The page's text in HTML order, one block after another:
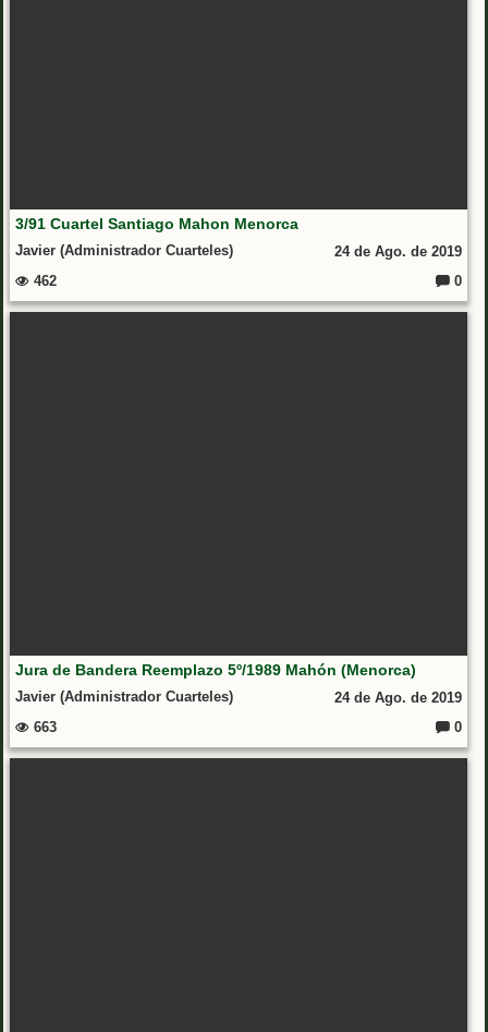
3/91 Cuartel Santiago Mahon Menorca
Javier (Administrador Cuarteles)
24 de Ago. de 2019
462
0
Jura de Bandera Reemplazo 5º/1989 Mahón (Menorca)
Javier (Administrador Cuarteles)
24 de Ago. de 2019
663
0